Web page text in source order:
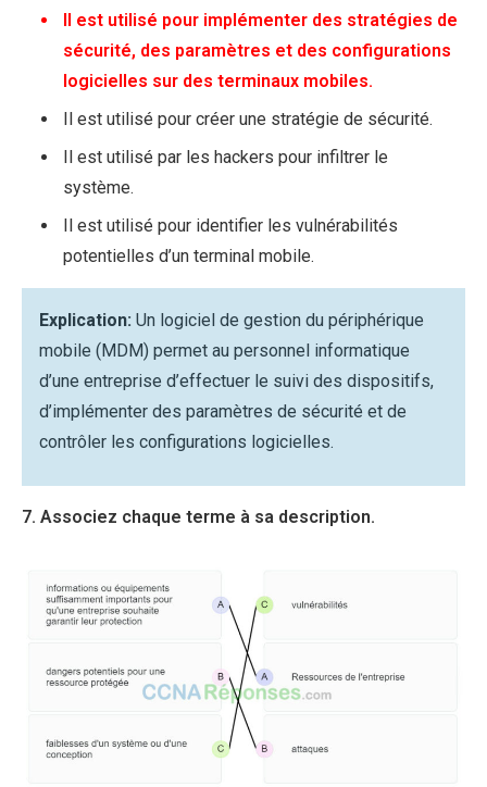
Il est utilisé pour implémenter des stratégies de
sécurité, des paramètres et des configurations
logicielles sur des terminaux mobiles.
Il est utilisé pour créer une stratégie de sécurité.
Il est utilisé par les hackers pour infiltrer le
système.
Il est utilisé pour identifier les vulnérabilités
potentielles d’un terminal mobile.
Explication: Un logiciel de gestion du périphérique
mobile (MDM) permet au personnel informatique
d’une entreprise d’effectuer le suivi des dispositifs,
d’implémenter des paramètres de sécurité et de
contrôler les configurations logicielles.
7. Associez chaque terme à sa description.